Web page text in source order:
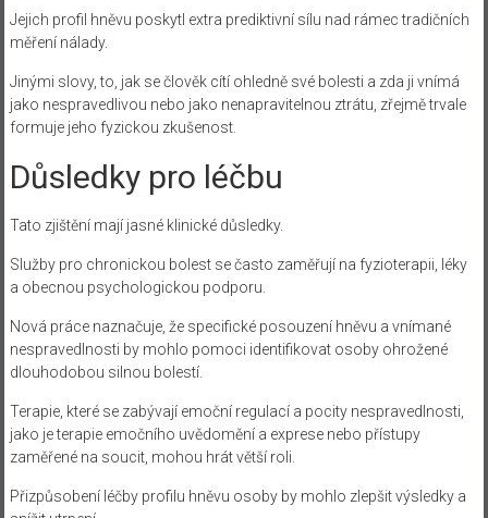
Jejich profil hněvu poskytl extra prediktivní sílu nad rámec tradičních
měření nálady.
Jinými slovy, to, jak se člověk cítí ohledně své bolesti a zda ji vnímá
jako nespravedlivou nebo jako nenapravitelnou ztrátu, zřejmě trvale
formuje jeho fyzickou zkušenost.
Důsledky pro léčbu
Tato zjištění mají jasné klinické důsledky.
Služby pro chronickou bolest se často zaměřují na fyzioterapii, léky
a obecnou psychologickou podporu.
Nová práce naznačuje, že specifické posouzení hněvu a vnímané
nespravedlnosti by mohlo pomoci identifikovat osoby ohrožené
dlouhodobou silnou bolestí.
Terapie, které se zabývají emoční regulací a pocity nespravedlnosti,
jako je terapie emočního uvědomění a exprese nebo přístupy
zaměřené na soucit, mohou hrát větší roli.
Přizpůsobení léčby profilu hněvu osoby by mohlo zlepšit výsledky a